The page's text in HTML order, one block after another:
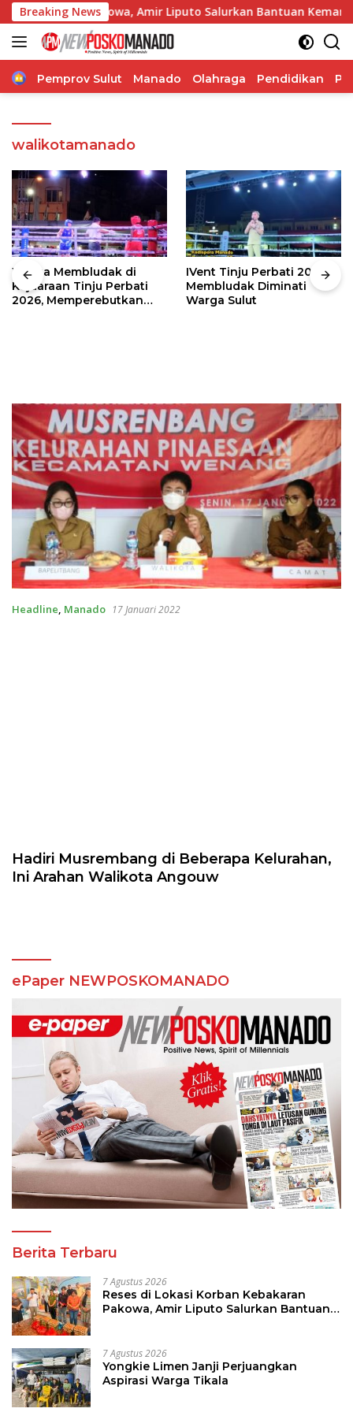
Langsung
ke
konten
Breaking News
Pakowa, Amir Liputo Salurkan Bantuan Kemanusiaan
Home
Pemprov Sulut Manado Olahraga Pendidikan
walikotamanado
Warga Membludak di
Kejuaraan Tinju Perbati
2026, Memperebutkan
IVent Tinju Perbati 2026
Membludak Diminati
Warga Sulut
Headline, Manado 17 Januari 2022
Hadiri Musrembang di Beberapa Kelurahan,
Ini Arahan Walikota Angouw
ePaper NEWPOSKOMANADO
Berita Terbaru
7 Agustus 2026
Reses di Lokasi Korban Kebakaran
Pakowa, Amir Liputo Salurkan Bantuan
7 Agustus 2026
Yongkie Limen Janji Perjuangkan
Aspirasi Warga Tikala